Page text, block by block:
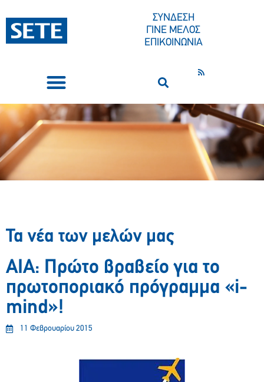
ΣΥΝΔΕΣΗ
ΓΙΝΕ ΜΕΛΟΣ
ΕΠΙΚΟΙΝΩΝΙΑ
Τα νέα των μελών μας
AIA: Πρώτο βραβείο για το
πρωτοποριακό πρόγραμμα «i-
mind»!
11 Φεβρουαρίου 2015